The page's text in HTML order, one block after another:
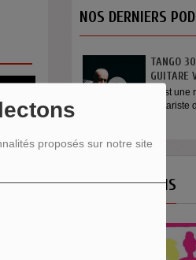
proposés sur notre site
NOS DERNIERS
TANGO
GUITARE
C'est
guitariste
NOS ÉMISSIONS